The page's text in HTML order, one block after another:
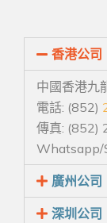
香港公司
中國香港九
電話: (852)
傳真: (852)
Whatsapp/
廣州公司
深圳公司